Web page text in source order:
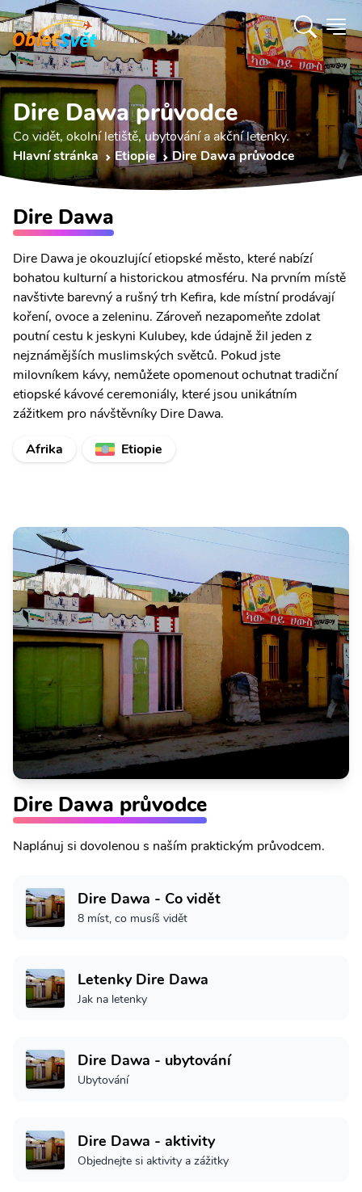
Dire Dawa průvodce
Co vidět, okolní letiště, ubytování a akční letenky.
Hlavní stránka
Etiopie Dire Dawa průvodce
Dire Dawa
Dire Dawa je okouzlující etiopské město, které nabízí
bohatou kulturní a historickou atmosféru. Na prvním místě
navštivte barevný a rušný trh Kefira, kde místní prodávají
koření, ovoce a zeleninu. Zároveň nezapomeňte zdolat
poutní cestu k jeskyni Kulubey, kde údajně žil jeden z
nejznámějších muslimských světců. Pokud jste
milovníkem kávy, nemůžete opomenout ochutnat tradiční
etiopské kávové ceremoniály, které jsou unikátním
zážitkem pro návštěvníky Dire Dawa.
Afrika
Etiopie
Dire Dawa průvodce
Naplánuj si dovolenou s naším praktickým průvodcem.
Dire Dawa - Co vidět
8 míst, co musíš vidět
Letenky Dire Dawa
Jak na letenky
Dire Dawa - ubytování
Ubytování
Dire Dawa - aktivity
Objednejte si aktivity a zážitky